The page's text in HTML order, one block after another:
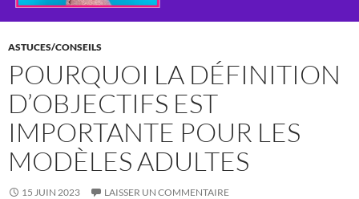
ASTUCES/CONSEILS
POURQUOI LA DÉFINITION
D’OBJECTIFS EST
IMPORTANTE POUR LES
MODÈLES ADULTES
15 JUIN 2023 LAISSER UN COMMENTAIRE